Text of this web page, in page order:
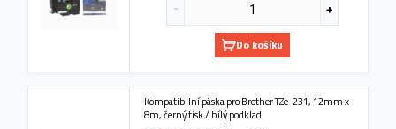
Do košíku
Kompatibilní páska pro Brother TZe-231, 12mm x
8m, černý tisk / bílý podklad